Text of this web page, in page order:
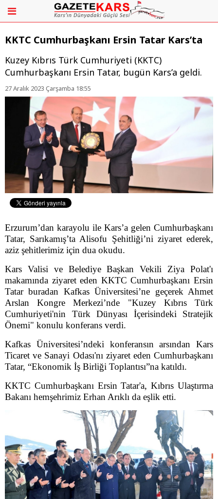
KKTC Cumhurbaşkanı Ersin Tatar Kars’ta
Kuzey Kıbrıs Türk Cumhuriyeti (KKTC)
Cumhurbaşkanı Ersin Tatar, bugün Kars’a geldi.
27 Aralık 2023 Çarşamba 18:55
Erzurum’dan karayolu ile Kars’a gelen Cumhurbaşkanı
Tatar, Sarıkamış’ta Alisofu Şehitliği’ni ziyaret ederek,
aziz şehitlerimiz için dua okudu.
Kars Valisi ve Belediye Başkan Vekili Ziya Polat'ı
makamında ziyaret eden KKTC Cumhurbaşkanı Ersin
Tatar buradan Kafkas Üniversitesi’ne geçerek Ahmet
Arslan Kongre Merkezi’nde "Kuzey Kıbrıs Türk
Cumhuriyeti'nin Türk Dünyası İçerisindeki Stratejik
Önemi" konulu konferans verdi.
Kafkas Üniversitesi’ndeki konferansın arsından Kars
Ticaret ve Sanayi Odası'nı ziyaret eden Cumhurbaşkanı
Tatar, “Ekonomik İş Birliği Toplantısı”na katıldı.
KKTC Cumhurbaşkanı Ersin Tatar'a, Kıbrıs Ulaştırma
Bakanı hemşehrimiz Erhan Arıklı da eşlik etti.